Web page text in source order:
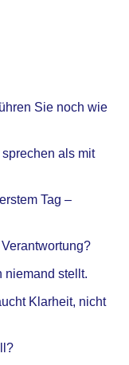
Sie noch wie
als mit
Tag –
niemand stellt.
Klarheit, nicht